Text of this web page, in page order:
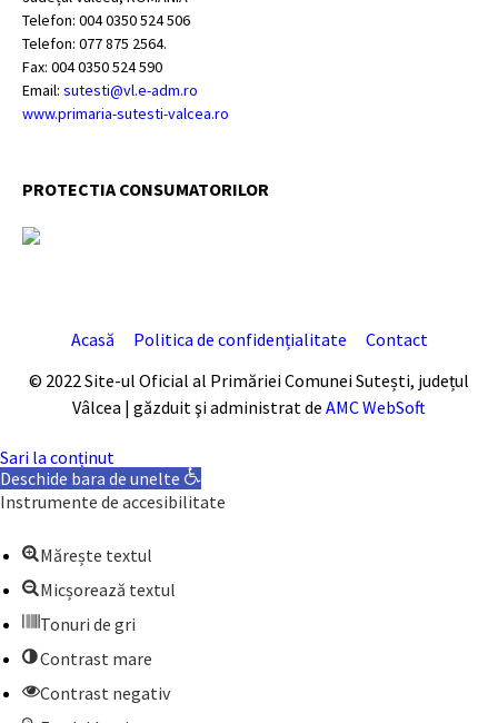
Telefon: 004 0350 524 506
Telefon: 077 875 2564.
Fax: 004 0350 524 590
Email: sutesti@vl.e-adm.ro
www.primaria-sutesti-valcea.ro
PROTECTIA CONSUMATORILOR
Acasă Politica de confidențialitate
Contact
© 2022 Site-ul Oficial al Primăriei Comunei Sutești, județul
Vâlcea | găzduit şi administrat de AMC WebSoft
Sari la conținut
Deschide bara de unelte
Instrumente de accesibilitate
Mărește textul
Micșorează textul
Tonuri de gri
Contrast mare
Contrast negativ